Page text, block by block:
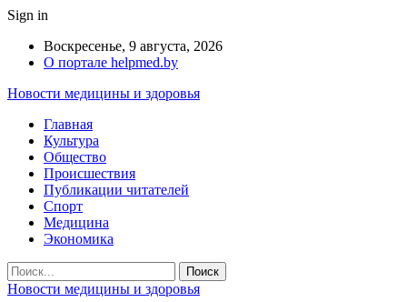
Sign in
Воскресенье, 9 августа, 2026
О портале helpmed.by
Новости медицины и здоровья
Главная
Культура
Общество
Происшествия
Публикации читателей
Спорт
Медицина
Экономика
Новости медицины и здоровья